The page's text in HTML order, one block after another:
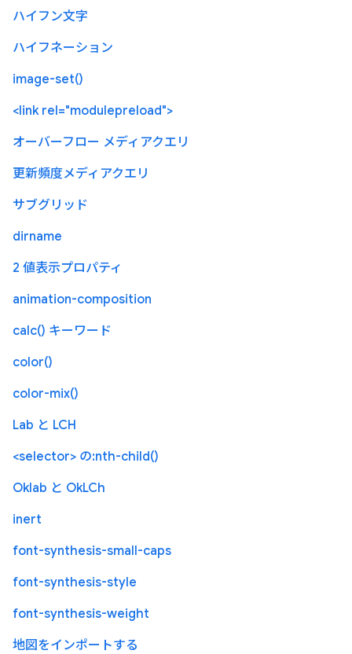
ハイフン文字
ハイフネーション
image-set()
<link rel="modulepreload">
オーバーフロー メディアクエリ
更新頻度メディアクエリ
サブグリッド
dirname
2 値表示プロパティ
animation-composition
calc() キーワード
color()
color-mix()
Lab と LCH
<selector> の:nth-child()
Oklab と OkLCh
inert
font-synthesis-small-caps
font-synthesis-style
font-synthesis-weight
地図をインポートする